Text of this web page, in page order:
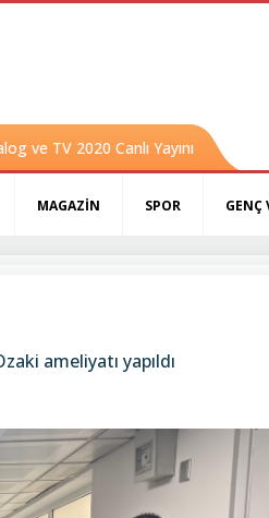
ve TV 2020 Canlı Yayını
MAGAZİN SPOR GENÇ
ameliyatı yapıldı